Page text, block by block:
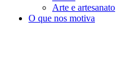
Arte e artesanato
O que nos motiva